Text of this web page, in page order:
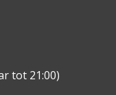
tot 21:00)